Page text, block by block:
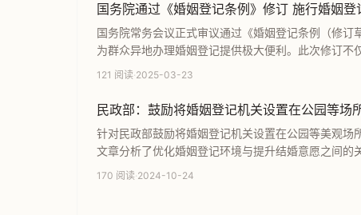
国务院通过《婚姻登记条例》修订 施行婚姻登
国务院常务会议正式审议通过《婚姻登记条例（修订
为群众异地办理婚姻登记提供极大便利。此次修订
额彩礼及建立婚姻登记诚信体系，旨在提升婚姻管理
121 阅读·2025-03-23
民政部：鼓励将婚姻登记机关设置在公园等场
针对民政部鼓励将婚姻登记机关设置在公园等美观场
文章分析了优化婚姻登记环境与提升结婚意愿之间的
人对婚姻政策的真实看法与核心诉求。
170 阅读·2024-10-24